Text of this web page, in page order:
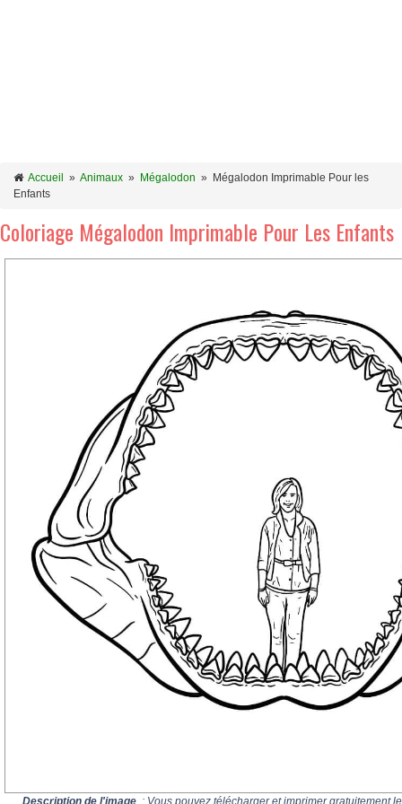
Accueil » Animaux » Mégalodon »
Mégalodon Imprimable Pour les
Enfants
Coloriage Mégalodon Imprimable Pour Les Enfants
Description de l'image : Vous pouvez télécharger et imprimer gratuitement le